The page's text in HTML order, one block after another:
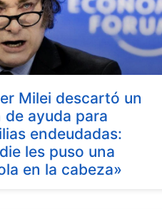
Milei descartó un
de ayuda para
endeudadas:
les puso una
en la cabeza»